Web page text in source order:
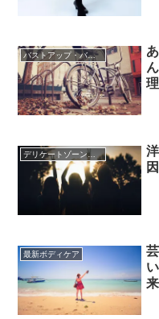
バストアップ・バストトップ
デリケートゾーンケア
最新ボディケア